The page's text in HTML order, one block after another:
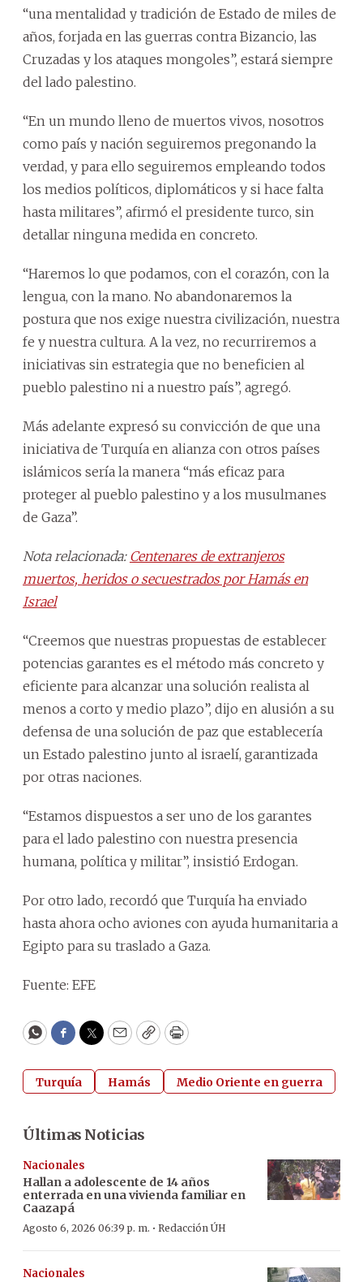
“una mentalidad y tradición de Estado de miles de
años, forjada en las guerras contra Bizancio, las
Cruzadas y los ataques mongoles”, estará siempre
del lado palestino.
“En un mundo lleno de muertos vivos, nosotros
como país y nación seguiremos pregonando la
verdad, y para ello seguiremos empleando todos
los medios políticos, diplomáticos y si hace falta
hasta militares”, afirmó el presidente turco, sin
detallar ninguna medida en concreto.
“Haremos lo que podamos, con el corazón, con la
lengua, con la mano. No abandonaremos la
postura que nos exige nuestra civilización, nuestra
fe y nuestra cultura. A la vez, no recurriremos a
iniciativas sin estrategia que no beneficien al
pueblo palestino ni a nuestro país”, agregó.
Más adelante expresó su convicción de que una
iniciativa de Turquía en alianza con otros países
islámicos sería la manera “más eficaz para
proteger al pueblo palestino y a los musulmanes
de Gaza”.
Nota relacionada: Centenares de extranjeros
muertos, heridos o secuestrados por Hamás en
Israel
“Creemos que nuestras propuestas de establecer
potencias garantes es el método más concreto y
eficiente para alcanzar una solución realista al
menos a corto y medio plazo”, dijo en alusión a su
defensa de una solución de paz que establecería
un Estado palestino junto al israelí, garantizada
por otras naciones.
“Estamos dispuestos a ser uno de los garantes
para el lado palestino con nuestra presencia
humana, política y militar”, insistió Erdogan.
Por otro lado, recordó que Turquía ha enviado
hasta ahora ocho aviones con ayuda humanitaria a
Egipto para su traslado a Gaza.
Fuente: EFE
WhatsApp
Facebook
Twitter
EmailCopyPrint
Turquía Hamás Medio Oriente en guerra
Últimas Noticias
Nacionales
Hallan a adolescente de 14 años
enterrada en una vivienda familiar en
Caazapá
Agosto 6, 2026 06:39 p. m. · Redacción ÚH
Nacionales